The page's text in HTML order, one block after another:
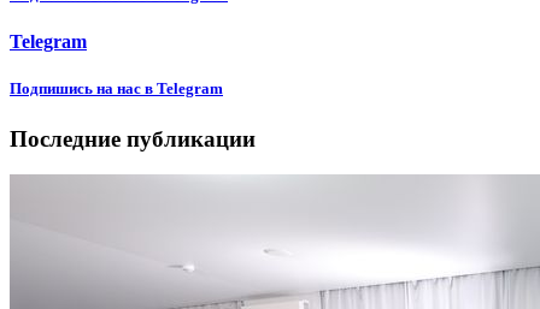
Telegram
Подпишиcь на нас в Telegram
Последние публикации